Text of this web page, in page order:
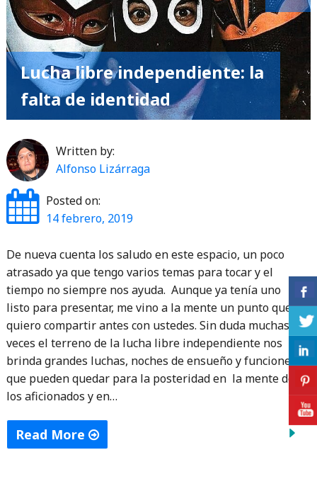
Lucha libre independiente: la
falta de identidad
Written by:
Alfonso Lizárraga
Posted on:
14 febrero, 2019
De nueva cuenta los saludo en este espacio, un poco
atrasado ya que tengo varios temas para tocar y el
tiempo no siempre nos ayuda. Aunque ya tenía uno
listo para presentar, me vino a la mente un punto que
quiero compartir antes con ustedes. Sin duda muchas
veces el terreno de la lucha libre independiente nos
brinda grandes luchas, noches de ensueño y funciones
que pueden quedar para la posteridad en la mente de
los aficionados y en…
Read More